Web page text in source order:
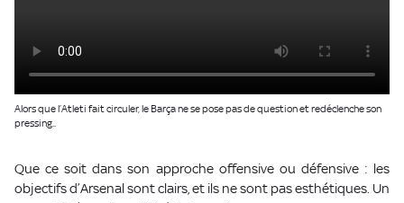
Alors que l’Atleti fait circuler, le Barça ne se pose pas de question et redéclenche son
pressing..
Que ce soit dans son approche offensive ou défensive : les
objectifs d’Arsenal sont clairs, et ils ne sont pas esthétiques. Un